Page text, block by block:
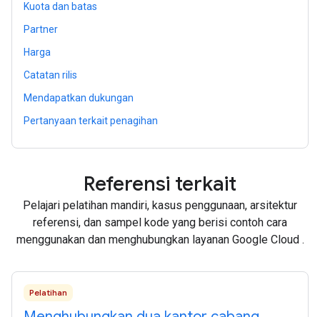
Kuota dan batas
Partner
Harga
Catatan rilis
Mendapatkan dukungan
Pertanyaan terkait penagihan
Referensi terkait
Pelajari pelatihan mandiri, kasus penggunaan, arsitektur
referensi, dan sampel kode yang berisi contoh cara
menggunakan dan menghubungkan layanan Google Cloud .
Pelatihan